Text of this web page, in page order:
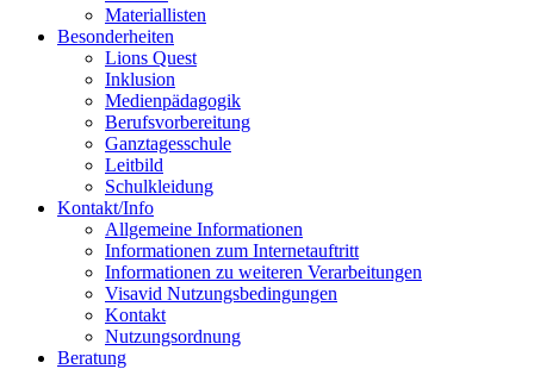
Materiallisten
Besonderheiten
Lions Quest
Inklusion
Medienpädagogik
Berufsvorbereitung
Ganztagesschule
Leitbild
Schulkleidung
Kontakt/Info
Allgemeine Informationen
Informationen zum Internetauftritt
Informationen zu weiteren Verarbeitungen
Visavid Nutzungsbedingungen
Kontakt
Nutzungsordnung
Beratung